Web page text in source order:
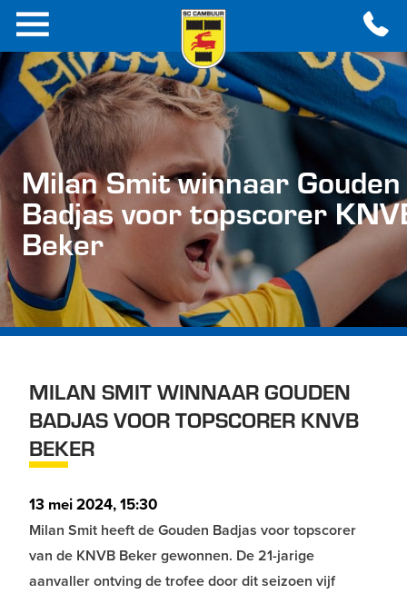
Milan Smit winnaar Gouden
Badjas voor topscorer
Beker
MILAN SMIT WINNAAR GOUDEN
BADJAS VOOR TOPSCORER KNVB
BEKER
13 mei 2024, 15:30
Milan Smit heeft de Gouden Badjas voor topscorer
van de KNVB Beker gewonnen. De 21-jarige
aanvaller ontving de trofee door dit seizoen vijf